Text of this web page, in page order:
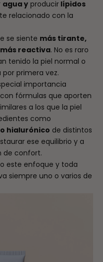
agua y producir lípidos
relacionado con la
se siente más tirante,
más reactiva. No es raro
tenido la piel normal o
primera vez.
importancia
con fórmulas que aporten
a los que la piel
como
hialurónico de distintos
ese equilibrio y a
de confort.
este enfoque y toda
siempre uno o varios de